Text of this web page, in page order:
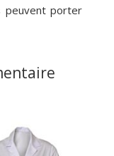
peuvent porter